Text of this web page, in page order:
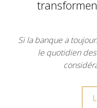
Si la banque a
le quotidien